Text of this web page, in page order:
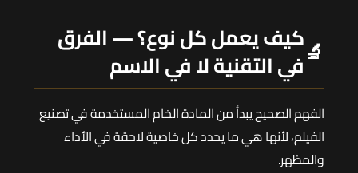
🔬كيف يعمل كل نوع؟ — الفرق
في التقنية لا في الاسم
الفهم الصحيح يبدأ من المادة الخام المستخدمة في تصنيع
الفيلم، لأنها هي ما يحدد كل خاصية لاحقة في الأداء
والمظهر.